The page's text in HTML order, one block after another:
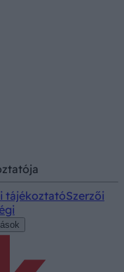
tájékoztatóSzerzői